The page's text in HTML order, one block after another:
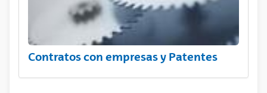
Contratos con empresas y Patentes